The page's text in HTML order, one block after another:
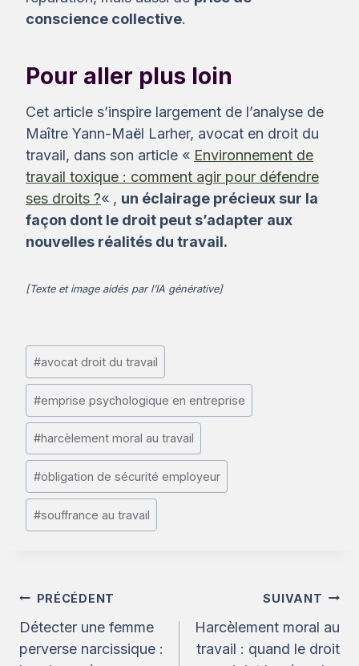
conscience collective.
Pour aller plus loin
Cet article s’inspire largement de l’analyse de
Maître Yann-Maël Larher, avocat en droit du
travail, dans son article « Environnement de
travail toxique : comment agir pour défendre
ses droits ?« , un éclairage précieux sur la
façon dont le droit peut s’adapter aux
nouvelles réalités du travail.
[Texte et image aidés par l’IA générative]
Étiquettes
de
la
publication :
#avocat droit du travail
#emprise psychologique en entreprise
#harcèlement moral au travail
#obligation de sécurité employeur
#souffrance au travail
Navigation
de
l’article
PRÉCÉDENT
Détecter une femme
perverse narcissique :
SUIVANT
Harcèlement moral au
travail : quand le droit